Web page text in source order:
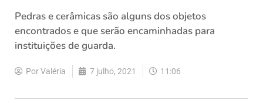
Pedras e cerâmicas são alguns dos objetos
encontrados e que serão encaminhadas para
instituições de guarda.
PorValéria 7 julho, 2021 11:06